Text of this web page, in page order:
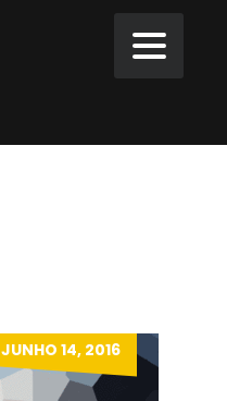
JUNHO 14, 2016